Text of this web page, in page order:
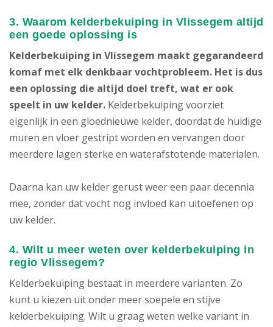
3. Waarom kelderbekuiping in Vlissegem altijd
een goede oplossing is
Kelderbekuiping in Vlissegem maakt gegarandeerd
komaf met elk denkbaar vochtprobleem. Het is dus
een oplossing die altijd doel treft, wat er ook
speelt in uw kelder. Kelderbekuiping voorziet
eigenlijk in een gloednieuwe kelder, doordat de huidige
muren en vloer gestript worden en vervangen door
meerdere lagen sterke en waterafstotende materialen.
Daarna kan uw kelder gerust weer een paar decennia
mee, zonder dat vocht nog invloed kan uitoefenen op
uw kelder.
4. Wilt u meer weten over kelderbekuiping in
regio Vlissegem?
Kelderbekuiping bestaat in meerdere varianten. Zo
kunt u kiezen uit onder meer soepele en stijve
kelderbekuiping. Wilt u graag weten welke variant in